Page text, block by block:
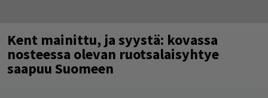
Kent mainittu, ja syystä: kovassa
nosteessa olevan ruotsalaisyhtye
saapuu Suomeen